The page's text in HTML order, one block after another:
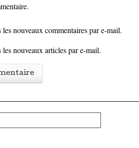
nouveaux commentaires par e-mail.
nouveaux articles par e-mail.